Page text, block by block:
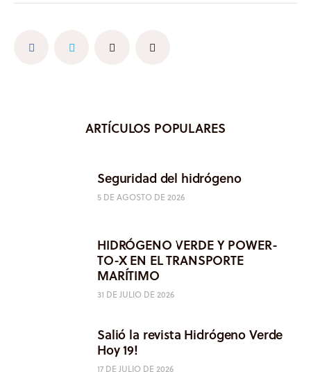
ARTÍCULOS POPULARES
Seguridad del hidrógeno
5 DE AGOSTO DE 2026
HIDRÓGENO VERDE Y POWER-
TO-X EN EL TRANSPORTE
MARÍTIMO
31 DE JULIO DE 2026
Salió la revista Hidrógeno Verde
Hoy 19!
17 DE JULIO DE 2026